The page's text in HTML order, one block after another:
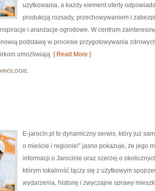
użytkowania, a każdy element oferty
produkcją rozsady, przechowywaniem i
i aranżacje ogrodowe. W centrum
podstawę w procesie przygotowywania
umożliwiają [ Read More ]
E-jarocin.pl to dynamiczny serwis, który już
o mieście i regionie!” jasno pokazuje, że jego
informacji o Jarocinie oraz szerzej o
którym lokalność łączy się z użytkowym
wydarzenia, historię i zwyczajne sprawy